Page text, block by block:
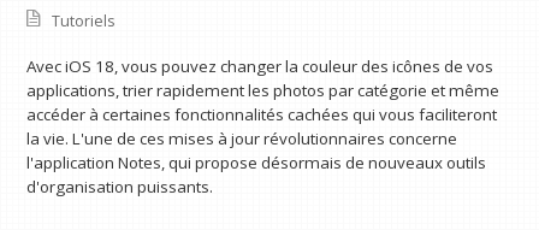
Tutoriels
Avec iOS 18, vous pouvez changer la couleur des icônes de vos
applications, trier rapidement les photos par catégorie et même
accéder à certaines fonctionnalités cachées qui vous faciliteront
la vie. L'une de ces mises à jour révolutionnaires concerne
l'application Notes, qui propose désormais de nouveaux outils
d'organisation puissants.